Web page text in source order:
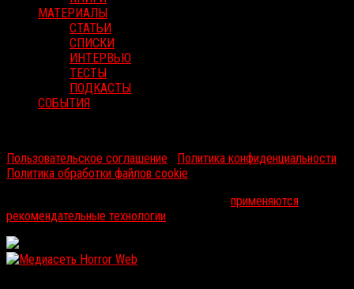
МАТЕРИАЛЫ
СТАТЬИ
СПИСКИ
ИНТЕРВЬЮ
ТЕСТЫ
ПОДКАСТЫ
СОБЫТИЯ
Пользовательское соглашение
Политика конфиденциальности
Политика обработки файлов cookie
применяются
рекомендательные технологии